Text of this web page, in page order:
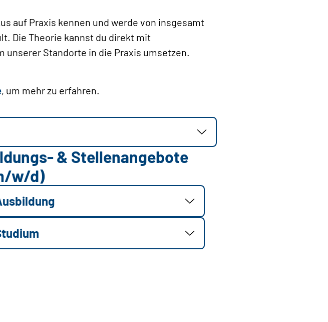
auf Praxis kennen und werde von insgesamt
Die Theorie kannst du direkt mit
Stand­orte in die Praxis umsetzen.
, um mehr zu erfahren.
& Stellenangebote
w/d)